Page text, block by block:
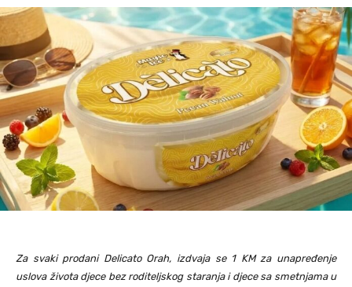
Za svaki prodani Delicato Orah, izdvaja se 1 KM za unapređenje
uslova života djece bez roditeljskog staranja i djece sa smetnjama u